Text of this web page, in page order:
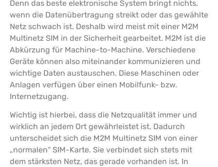
Denn das beste elektronische System bringt nichts,
wenn die Datenübertragung streikt oder das gewählte
Netz schwach ist. Deshalb wird meist mit einer M2M
Multinetz SIM in der Sicherheit gearbeitet. M2M ist die
Abkürzung für Machine-to-Machine. Verschiedene
Geräte können also miteinander kommunizieren und
wichtige Daten austauschen. Diese Maschinen oder
Anlagen verfügen über einen Mobilfunk- bzw.
Internetzugang.
Wichtig ist hierbei, dass die Netzqualität immer und
wirklich an jedem Ort gewährleistet ist. Dadurch
unterscheidet sich die M2M Multinetz SIM von einer
„normalen“ SIM-Karte. Sie verbindet sich stets mit
dem stärksten Netz, das gerade vorhanden ist. In